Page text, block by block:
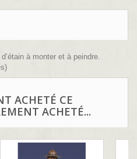
à monter et à peindre.
ACHETÉ CE
ACHETÉ...